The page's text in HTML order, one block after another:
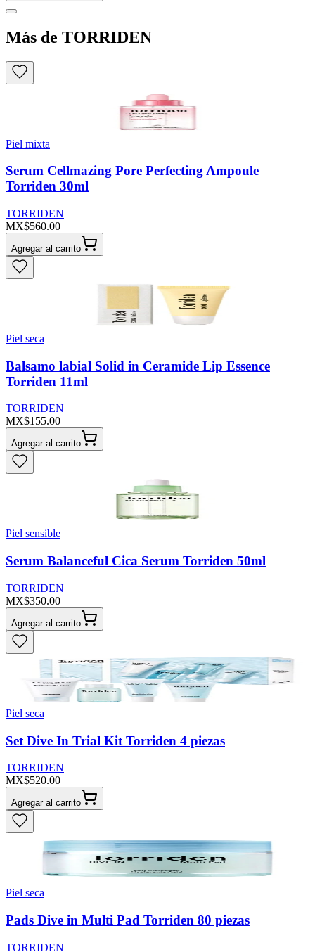
Más de TORRIDEN
Piel mixta
Serum Cellmazing Pore Perfecting Ampoule
Torriden 30ml
TORRIDEN
MX$560.00
Agregar al carrito
Piel seca
Balsamo labial Solid in Ceramide Lip Essence
Torriden 11ml
TORRIDEN
MX$155.00
Agregar al carrito
Piel sensible
Serum Balanceful Cica Serum Torriden 50ml
TORRIDEN
MX$350.00
Agregar al carrito
Piel seca
Set Dive In Trial Kit Torriden 4 piezas
TORRIDEN
MX$520.00
Agregar al carrito
Piel seca
Pads Dive in Multi Pad Torriden 80 piezas
TORRIDEN